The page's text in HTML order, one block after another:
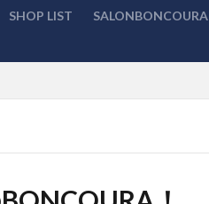
SHOP LIST SALONBONCOURA
検索